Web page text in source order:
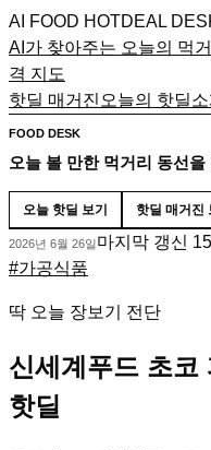
AI FOOD HOTDEAL
AI가 찾아주는 오늘의 먹거
격 지도
핫딜 매거진 오늘의 핫딜소
FOOD DESK
오늘 볼 만한 먹거리 동선
오늘 핫딜 보기 핫딜 매거진
2026년 6월 26일 마지막 갱신
#가공식품
딱 오늘 장보기 전단
신세계푸드 초코
핫딜